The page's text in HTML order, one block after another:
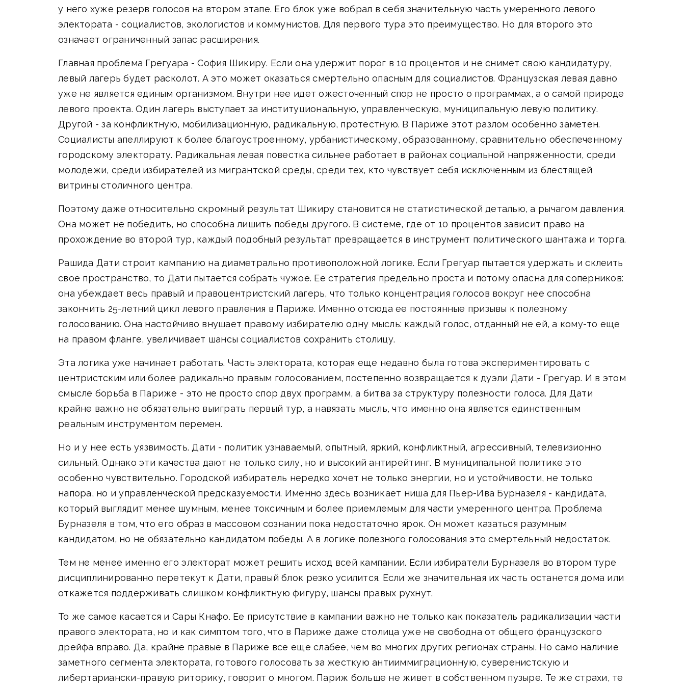
у него хуже резерв голосов на втором этапе. Его блок уже вобрал в себя значительную часть умеренного левого
электората - социалистов, экологистов и коммунистов. Для первого тура это преимущество. Но для второго это
означает ограниченный запас расширения.
Главная проблема Грегуара - София Шикиру. Если она удержит порог в 10 процентов и не снимет свою кандидатуру,
левый лагерь будет расколот. А это может оказаться смертельно опасным для социалистов. Французская левая давно
уже не является единым организмом. Внутри нее идет ожесточенный спор не просто о программах, а о самой природе
левого проекта. Один лагерь выступает за институциональную, управленческую, муниципальную левую политику.
Другой - за конфликтную, мобилизационную, радикальную, протестную. В Париже этот разлом особенно заметен.
Социалисты апеллируют к более благоустроенному, урбанистическому, образованному, сравнительно обеспеченному
городскому электорату. Радикальная левая повестка сильнее работает в районах социальной напряженности, среди
молодежи, среди избирателей из мигрантской среды, среди тех, кто чувствует себя исключенным из блестящей
витрины столичного центра.
Поэтому даже относительно скромный результат Шикиру становится не статистической деталью, а рычагом давления.
Она может не победить, но способна лишить победы другого. В системе, где от 10 процентов зависит право на
прохождение во второй тур, каждый подобный результат превращается в инструмент политического шантажа и торга.
Рашида Дати строит кампанию на диаметрально противоположной логике. Если Грегуар пытается удержать и склеить
свое пространство, то Дати пытается собрать чужое. Ее стратегия предельно проста и потому опасна для соперников:
она убеждает весь правый и правоцентристский лагерь, что только концентрация голосов вокруг нее способна
закончить 25-летний цикл левого правления в Париже. Именно отсюда ее постоянные призывы к полезному
голосованию. Она настойчиво внушает правому избирателю одну мысль: каждый голос, отданный не ей, а кому-то еще
на правом фланге, увеличивает шансы социалистов сохранить столицу.
Эта логика уже начинает работать. Часть электората, которая еще недавно была готова экспериментировать с
центристским или более радикально правым голосованием, постепенно возвращается к дуэли Дати - Грегуар. И в этом
смысле борьба в Париже - это не просто спор двух программ, а битва за структуру полезности голоса. Для Дати
крайне важно не обязательно выиграть первый тур, а навязать мысль, что именно она является единственным
реальным инструментом перемен.
Но и у нее есть уязвимость. Дати - политик узнаваемый, опытный, яркий, конфликтный, агрессивный, телевизионно
сильный. Однако эти качества дают не только силу, но и высокий антирейтинг. В муниципальной политике это
особенно чувствительно. Городской избиратель нередко хочет не только энергии, но и устойчивости, не только
напора, но и управленческой предсказуемости. Именно здесь возникает ниша для Пьер-Ива Бурназеля - кандидата,
который выглядит менее шумным, менее токсичным и более приемлемым для части умеренного центра. Проблема
Бурназеля в том, что его образ в массовом сознании пока недостаточно ярок. Он может казаться разумным
кандидатом, но не обязательно кандидатом победы. А в логике полезного голосования это смертельный недостаток.
Тем не менее именно его электорат может решить исход всей кампании. Если избиратели Бурназеля во втором туре
дисциплинированно перетекут к Дати, правый блок резко усилится. Если же значительная их часть останется дома или
откажется поддерживать слишком конфликтную фигуру, шансы правых рухнут.
То же самое касается и Сары Кнафо. Ее присутствие в кампании важно не только как показатель радикализации части
правого электората, но и как симптом того, что в Париже даже столица уже не свободна от общего французского
дрейфа вправо. Да, крайне правые в Париже все еще слабее, чем во многих других регионах страны. Но само наличие
заметного сегмента электората, готового голосовать за жесткую антииммиграционную, суверенистскую и
либертариански-правую риторику, говорит о многом. Париж больше не живет в собственном пузыре. Те же страхи, те